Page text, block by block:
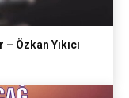
Özkan Yıkıcı